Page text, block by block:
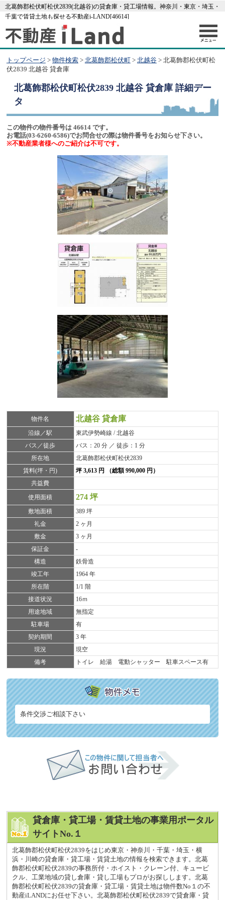
北葛飾郡松伏町松伏2839(北越谷)の貸倉庫・貸工場情報。神奈川・東京・埼玉・
千葉で賃貸土地も探せる不動産i-LAND[46614]
トップページ > 物件検索> 北葛飾郡松伏町> 北越谷> 北葛飾郡松伏町松
伏2839 北越谷 貸倉庫
北葛飾郡松伏町松伏2839 北越谷 貸倉庫詳細デー
タ
この物件の物件番号は 46614 です。
お電話(03-6260-6586)でお問合せの際は物件番号をお知らせ下さい。
※不動産業者様へのご紹介は不可です。
物件名 北越谷 貸倉庫
沿線／駅
東武伊勢崎線 / 北越谷
バス／徒歩
バス：20 分 ／ 徒歩：1 分
所在地
北葛飾郡松伏町松伏2839
賃料(坪・円)
坪 3,613 円 （総額 990,000 円）
共益費
使用面積
274 坪
敷地面積
389 坪
礼金
2 ヶ月
敷金
3 ヶ月
保証金
-
構造
鉄骨造
竣工年
1964 年
所在階
1/1 階
接道状況
16ｍ
用途地域
無指定
駐車場
有
契約期間
3 年
現況
現空
備考
トイレ 給湯 電動シャッター 駐車スペース有
条件交渉ご相談下さい
貸倉庫・貸工場・賃貸土地の事業用ポータル
サイトNo.１
北葛飾郡松伏町松伏2839をはじめ東京・神奈川・千葉・埼玉・横
浜・川崎の貸倉庫・貸工場・賃貸土地の情報を検索できます。北葛
飾郡松伏町松伏2839の事務所付・ホイスト・クレーン付、キュービ
クル、工業地域の貸し倉庫・貸し工場もプロがお探しします。北葛
飾郡松伏町松伏2839の貸倉庫・貸工場・賃貸土地は物件数No１の不
動産iLANDにお任せ下さい。北葛飾郡松伏町松伏2839で貸倉庫・貸